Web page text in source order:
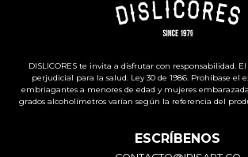
DISLICORES te invita a disfrutar con responsabilidad. El
perjudicial para la salud. Ley 30 de 1986. Prohíbase el
embriagantes a menores de edad y mujeres
grados alcoholímetros varían según la referencia del
ESCRÍBENOS